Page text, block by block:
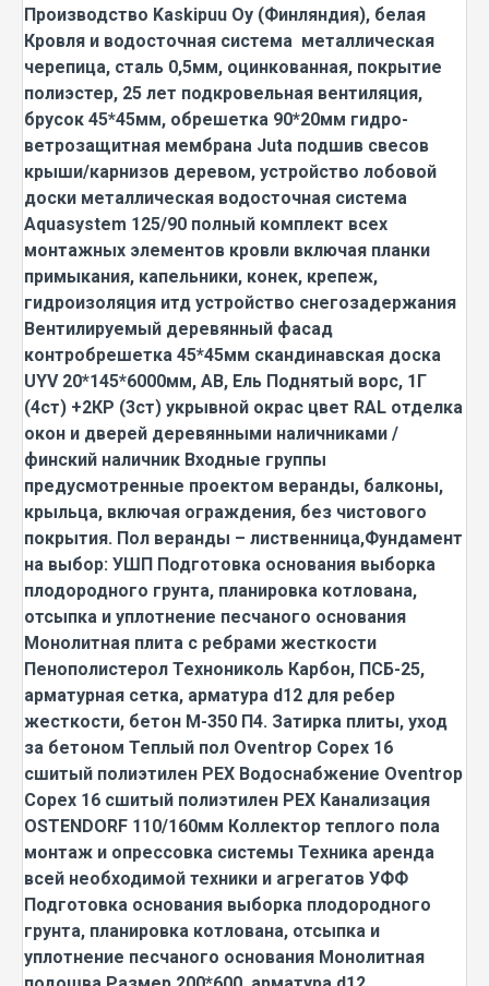
Производство Kaskipuu Oy (Финляндия), белая
Кровля и водосточная система металлическая
черепица, сталь 0,5мм, оцинкованная, покрытие
полиэстер, 25 лет подкровельная вентиляция,
брусок 45*45мм, обрешетка 90*20мм гидро-
ветрозащитная мембрана Juta подшив свесов
крыши/карнизов деревом, устройство лобовой
доски металлическая водосточная система
Aquasystem 125/90 полный комплект всех
монтажных элементов кровли включая планки
примыкания, капельники, конек, крепеж,
гидроизоляция итд устройство снегозадержания
Вентилируемый деревянный фасад
контробрешетка 45*45мм скандинавская доска
UYV 20*145*6000мм, АВ, Ель Поднятый ворс, 1Г
(4ст) +2КР (3ст) укрывной окрас цвет RAL отделка
окон и дверей деревянными наличниками /
финский наличник Входные группы
предусмотренные проектом веранды, балконы,
крыльца, включая ограждения, без чистового
покрытия. Пол веранды – лиственница,Фундамент
на выбор: УШП Подготовка основания выборка
плодородного грунта, планировка котлована,
отсыпка и уплотнение песчаного основания
Монолитная плита с ребрами жесткости
Пенополистерол Технониколь Карбон, ПСБ-25,
арматурная сетка, арматура d12 для ребер
жесткости, бетон М-350 П4. Затирка плиты, уход
за бетоном Теплый пол Oventrop Copex 16
сшитый полиэтилен PEX Водоснабжение Oventrop
Copex 16 сшитый полиэтилен PEX Канализация
OSTENDORF 110/160мм Коллектор теплого пола
монтаж и опрессовка системы Техника аренда
всей необходимой техники и агрегатов УФФ
Подготовка основания выборка плодородного
грунта, планировка котлована, отсыпка и
уплотнение песчаного основания Монолитная